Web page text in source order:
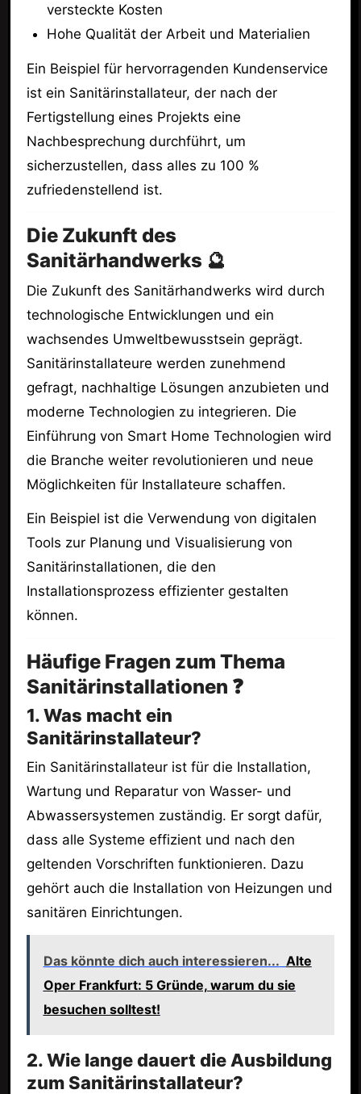
versteckte Kosten
Hohe Qualität der Arbeit und Materialien
Ein Beispiel für hervorragenden Kundenservice
ist ein Sanitärinstallateur, der nach der
Fertigstellung eines Projekts eine
Nachbesprechung durchführt, um
sicherzustellen, dass alles zu 100 %
zufriedenstellend ist.
Die Zukunft des
Sanitärhandwerks 🔮
Die Zukunft des Sanitärhandwerks wird durch
technologische Entwicklungen und ein
wachsendes Umweltbewusstsein geprägt.
Sanitärinstallateure werden zunehmend
gefragt, nachhaltige Lösungen anzubieten und
moderne Technologien zu integrieren. Die
Einführung von Smart Home Technologien wird
die Branche weiter revolutionieren und neue
Möglichkeiten für Installateure schaffen.
Ein Beispiel ist die Verwendung von digitalen
Tools zur Planung und Visualisierung von
Sanitärinstallationen, die den
Installationsprozess effizienter gestalten
können.
Häufige Fragen zum Thema
Sanitärinstallationen ❓
1. Was macht ein
Sanitärinstallateur?
Ein Sanitärinstallateur ist für die Installation,
Wartung und Reparatur von Wasser- und
Abwassersystemen zuständig. Er sorgt dafür,
dass alle Systeme effizient und nach den
geltenden Vorschriften funktionieren. Dazu
gehört auch die Installation von Heizungen und
sanitären Einrichtungen.
Das könnte dich auch interessieren... Alte
Oper Frankfurt: 5 Gründe, warum du sie
besuchen solltest!
2. Wie lange dauert die Ausbildung
zum Sanitärinstallateur?